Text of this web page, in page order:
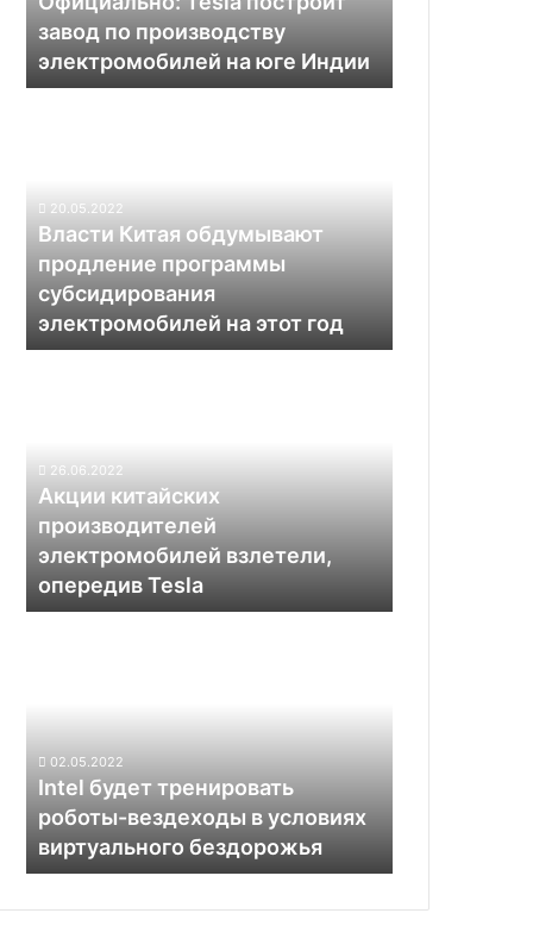
на
юге
Индии
завод по производству
электромобилей на юге Индии
субсидирования
на
этот
год
20.05.2022
Власти Китая обдумывают
продление программы
субсидирования
электромобилей на этот год
опередив
26.06.2022
Акции китайских
производителей
электромобилей взлетели,
опередив Tesla
условиях
виртуального
бездорожья
02.05.2022
Intel будет тренировать
роботы-вездеходы в условиях
виртуального бездорожья